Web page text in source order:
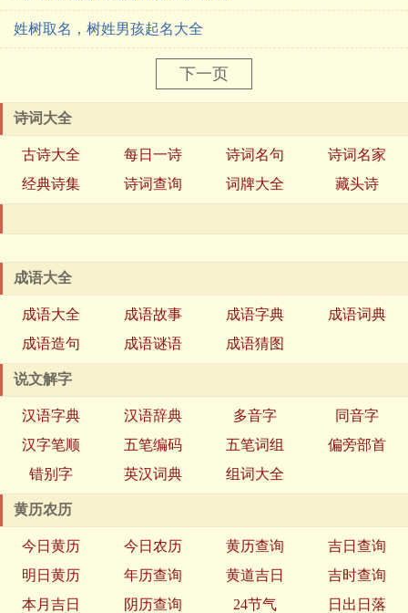
姓树取名，树姓男孩起名大全
下一页
诗词大全
古诗大全 每日一诗 诗词名句
诗词名家
经典诗集
诗词查询 词牌大全 藏头诗
成语大全
成语大全 成语故事 成语字典
成语词典
成语造句
成语谜语 成语猜图
说文解字
汉语字典 汉语辞典 多音字
同音字
汉字笔顺
五笔编码 五笔词组
偏旁部首
错别字
英汉词典 组词大全
黄历农历
今日黄历 今日农历 黄历查询
吉日查询
明日黄历
年历查询 黄道吉日
吉时查询
本月吉日
阴历查询 24节气 日出日落